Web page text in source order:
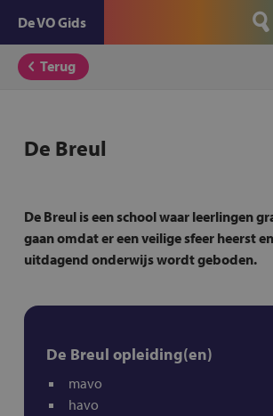
De VO Gids
Terug
De Breul
De Breul is een school waar leerlingen
gaan omdat er een veilige sfeer heerst
uitdagend onderwijs wordt geboden.
De Breul opleiding(en)
mavo
havo